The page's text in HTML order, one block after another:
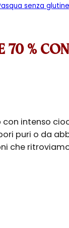
senza
70 %
intenso
puri o da
che